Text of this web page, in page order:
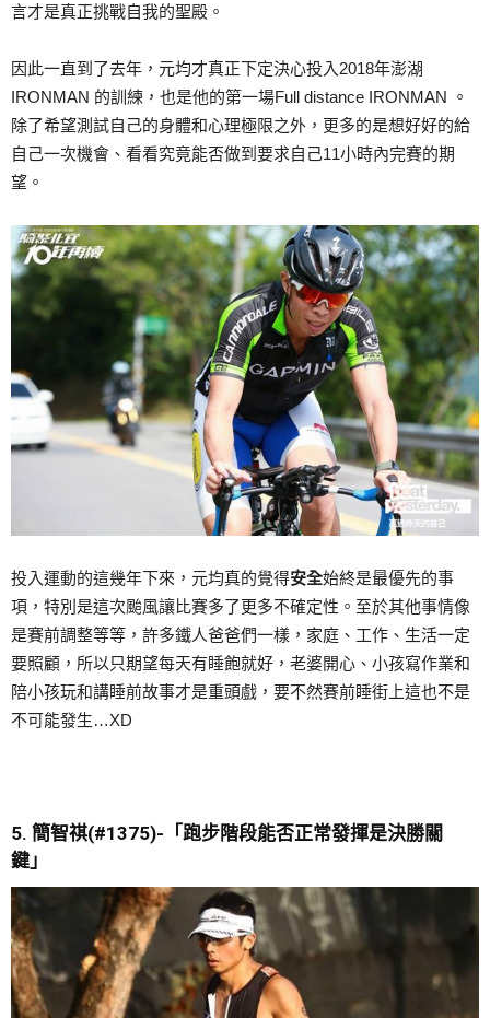
言才是真正挑戰自我的聖殿。
因此一直到了去年，元均才真正下定決心投入2018年澎湖
IRONMAN 的訓練，也是他的第一場Full distance IRONMAN 。
除了希望測試自己的身體和心理極限之外，更多的是想好好的給
自己一次機會、看看究竟能否做到要求自己11小時內完賽的期
望。
投入運動的這幾年下來，元均真的覺得安全始終是最優先的事
項，特別是這次颱風讓比賽多了更多不確定性。至於其他事情像
是賽前調整等等，許多鐵人爸爸們一樣，家庭、工作、生活一定
要照顧，所以只期望每天有睡飽就好，老婆開心、小孩寫作業和
陪小孩玩和講睡前故事才是重頭戲，要不然賽前睡街上這也不是
不可能發生…XD
5. 簡智祺(#1375)- 「 跑步階段能否正常發揮是決勝關
鍵 」